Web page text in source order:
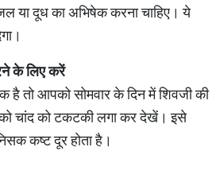
या दूध का अभिषेक करना चाहिए। ये
केलिएकरें
है तो आपको सोमवार के दिन में शिवजी की
चांद को टकटकी लगा कर देखें। इसे
कष्ट दूर होता है।